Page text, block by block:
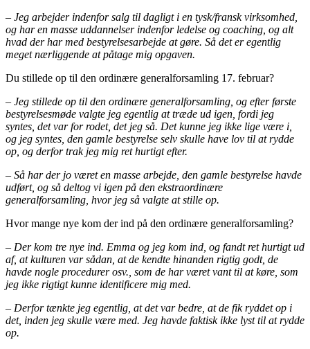
– Jeg arbejder indenfor salg til dagligt i en tysk/fransk virksomhed,
og har en masse uddannelser indenfor ledelse og coaching, og alt
hvad der har med bestyrelsesarbejde at gøre. Så det er egentlig
meget nærliggende at påtage mig opgaven.
Du stillede op til den ordinære generalforsamling 17. februar?
– Jeg stillede op til den ordinære generalforsamling, og efter første
bestyrelsesmøde valgte jeg egentlig at træde ud igen, fordi jeg
syntes, det var for rodet, det jeg så. Det kunne jeg ikke lige være i,
og jeg syntes, den gamle bestyrelse selv skulle have lov til at rydde
op, og derfor trak jeg mig ret hurtigt efter.
– Så har der jo været en masse arbejde, den gamle bestyrelse havde
udført, og så deltog vi igen på den ekstraordinære
generalforsamling, hvor jeg så valgte at stille op.
Hvor mange nye kom der ind på den ordinære generalforsamling?
– Der kom tre nye ind. Emma og jeg kom ind, og fandt ret hurtigt ud
af, at kulturen var sådan, at de kendte hinanden rigtig godt, de
havde nogle procedurer osv., som de har været vant til at køre, som
jeg ikke rigtigt kunne identificere mig med.
– Derfor tænkte jeg egentlig, at det var bedre, at de fik ryddet op i
det, inden jeg skulle være med. Jeg havde faktisk ikke lyst til at rydde
op.